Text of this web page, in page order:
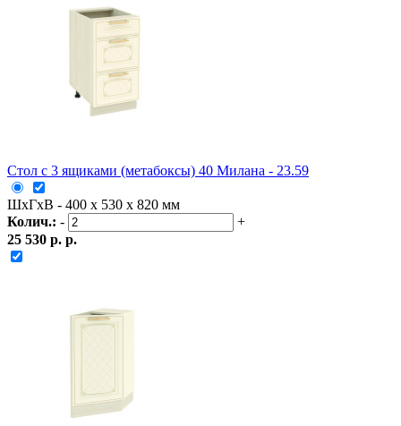
Стол с 3 ящиками (метабоксы) 40 Милана - 23.59
ШxГxВ - 400 x 530 x 820 мм
Колич.: -
+
25 530 р. р.